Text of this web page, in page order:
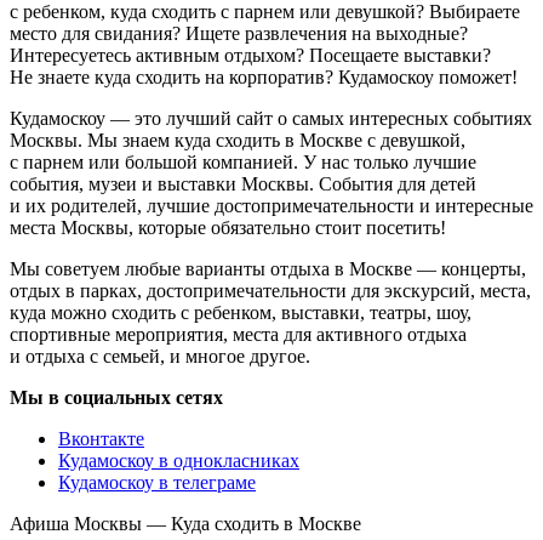
с ребенком, куда сходить с парнем или девушкой? Выбираете
место для свидания? Ищете развлечения на выходные?
Интересуетесь активным отдыхом? Посещаете выставки?
Не знаете куда сходить на корпоратив? Кудамоскоу поможет!
Кудамоскоу — это лучший сайт о самых интересных событиях
Москвы. Мы знаем куда сходить в Москве с девушкой,
с парнем или большой компанией. У нас только лучшие
события, музеи и выставки Москвы. События для детей
и их родителей, лучшие достопримечательности и интересные
места Москвы, которые обязательно стоит посетить!
Мы советуем любые варианты отдыха в Москве — концерты,
отдых в парках, достопримечательности для экскурсий, места,
куда можно сходить с ребенком, выставки, театры, шоу,
спортивные мероприятия, места для активного отдыха
и отдыха с семьей, и многое другое.
Мы в социальных сетях
Вконтакте
Кудамоскоу в однокласниках
Кудамоскоу в телеграме
Афиша Москвы — Куда сходить в Москве